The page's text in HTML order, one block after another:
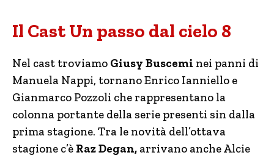
Il Cast Un passo dal cielo 8
Nel cast troviamo Giusy Buscemi nei panni di
Manuela Nappi, tornano Enrico Ianniello e
Gianmarco Pozzoli che rappresentano la
colonna portante della serie presenti sin dalla
prima stagione. Tra le novità dell’ottava
stagione c’è Raz Degan, arrivano anche Alcie